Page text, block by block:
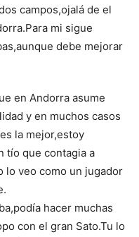
campos,ojalá de el
mi sigue
debe mejorar
en Andorra asume
y en muchos casos
la mejor,estoy
tío que contagia a
lo veo como un jugador
hacer muchas
con el gran Sato.Tu lo